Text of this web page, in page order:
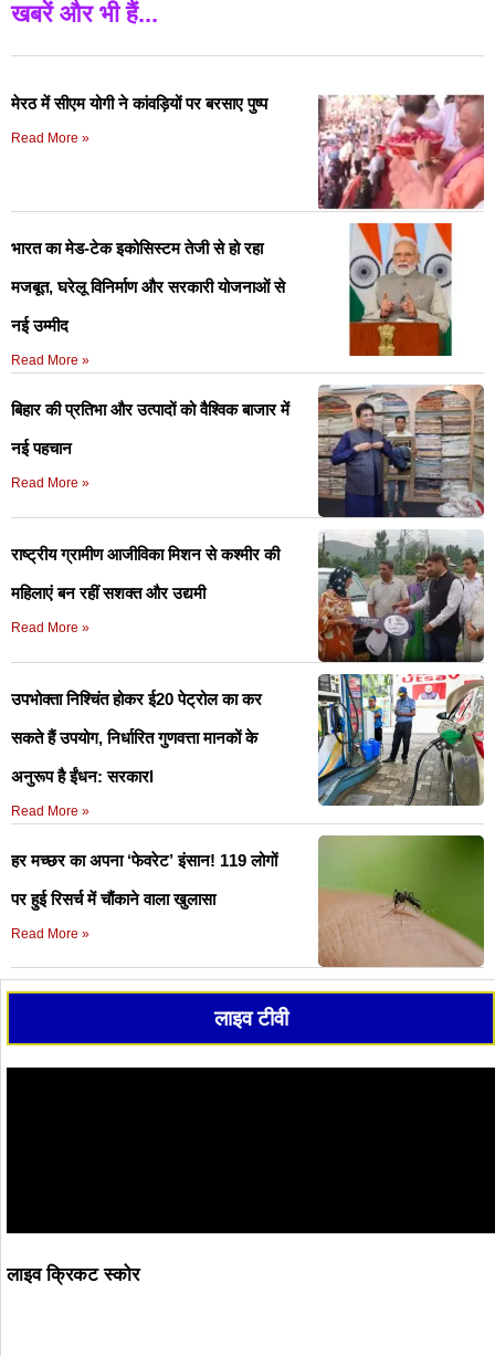
खबरें और भी हैं...
मेरठ में सीएम योगी ने कांवड़ियों पर बरसाए पुष्प
Read More »
भारत का मेड-टेक इकोसिस्टम तेजी से हो रहा
मजबूत, घरेलू विनिर्माण और सरकारी योजनाओं से
नई उम्मीद
Read More »
बिहार की प्रतिभा और उत्पादों को वैश्विक बाजार में
नई पहचान
Read More »
राष्ट्रीय ग्रामीण आजीविका मिशन से कश्मीर की
महिलाएं बन रहीं सशक्त और उद्यमी
Read More »
उपभोक्ता निश्चिंत होकर ई20 पेट्रोल का कर
सकते हैं उपयोग, निर्धारित गुणवत्ता मानकों के
अनुरूप है ईंधन: सरकारl
Read More »
हर मच्छर का अपना ‘फेवरेट’ इंसान! 119 लोगों
पर हुई रिसर्च में चौंकाने वाला खुलासा
Read More »
लाइव टीवी
लाइव क्रिकट स्कोर